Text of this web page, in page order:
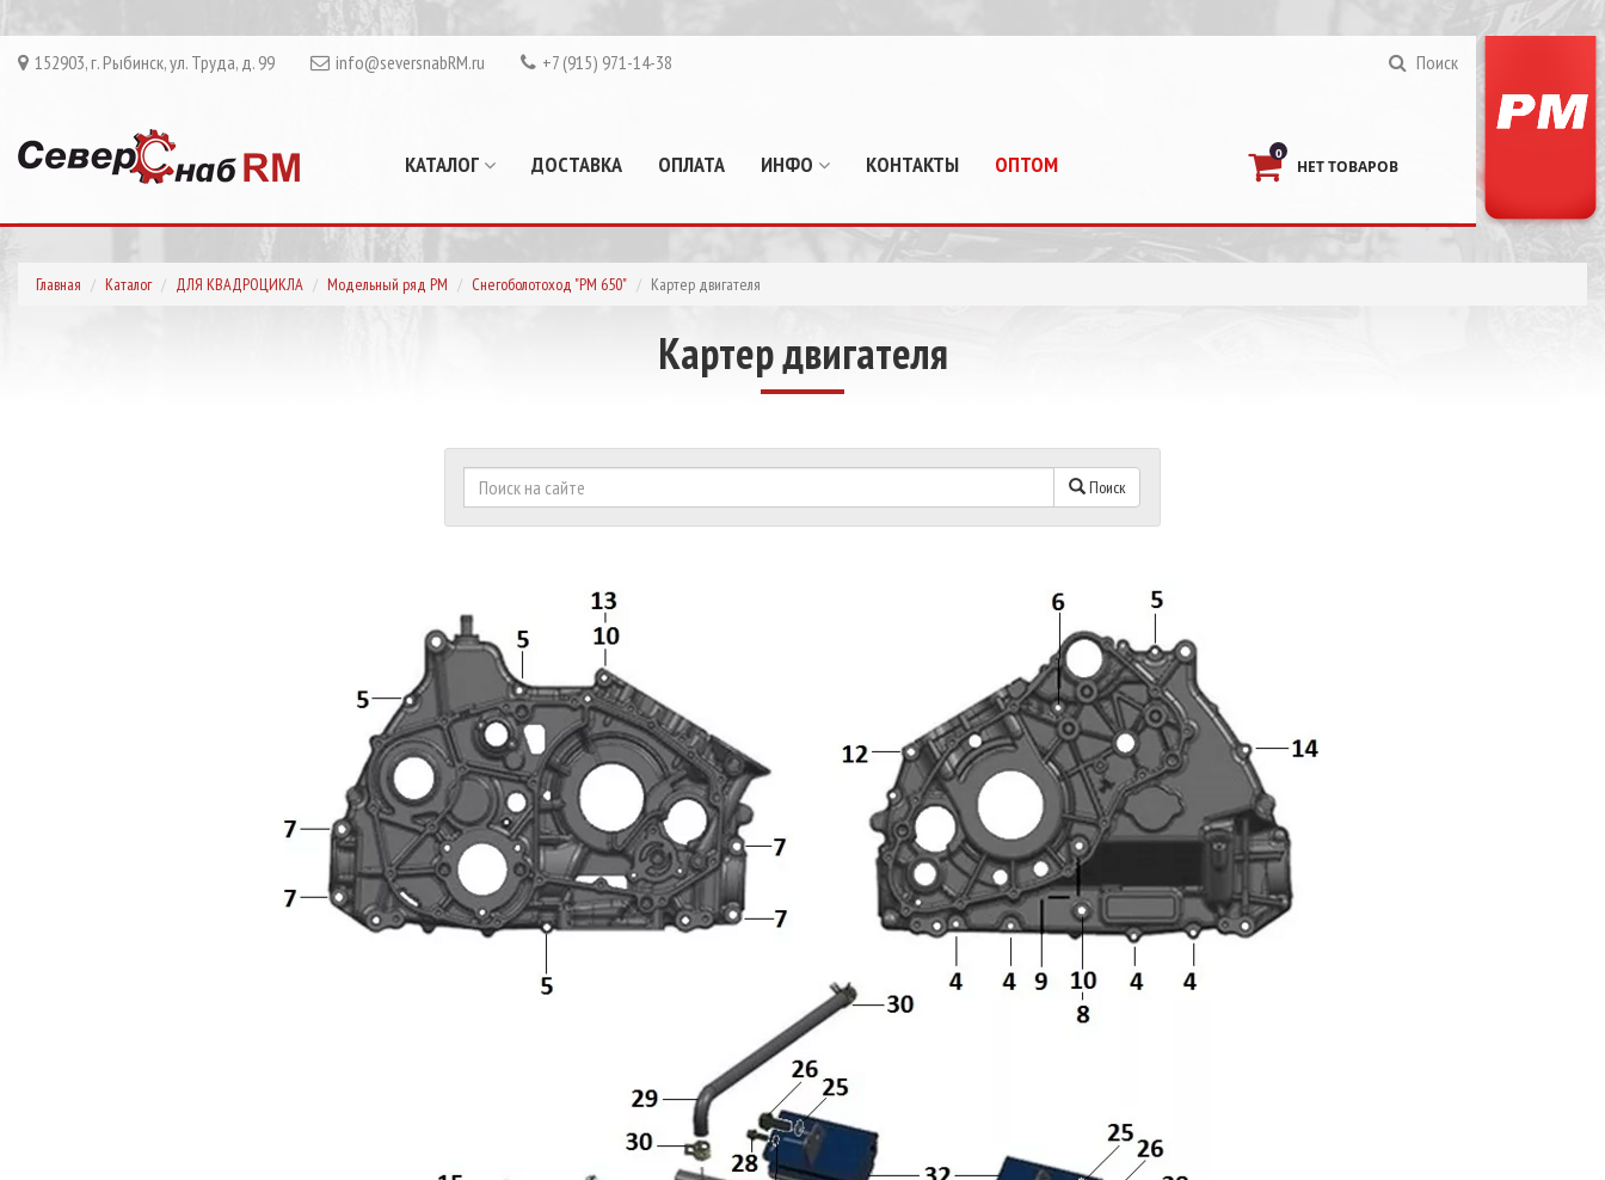
152903, г. Рыбинск, ул. Труда, д. 99 info@seversnabRM.ru +7 (915) 971-14-38 Поиск
КАТАЛОГ ДОСТАВКА ОПЛАТА ИНФО КОНТАКТЫ ОПТОМ 0
НЕТ ТОВАРОВ
Главная Каталог ДЛЯ КВАДРОЦИКЛА Модельный ряд РМ Снегоболотоход "РМ 650" Картер двигателя
Картер двигателя
Поиск